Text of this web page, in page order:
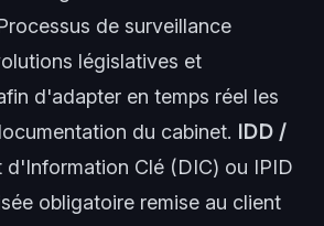
de surveillance
législatives et
d'adapter en temps réel les
du cabinet. IDD /
d'Information Clé (DIC) ou IPID
obligatoire remise au client